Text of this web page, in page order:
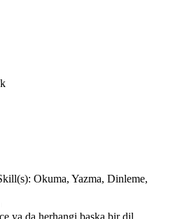
Okuma, Yazma, Dinleme,
ya da herhangi başka bir dil